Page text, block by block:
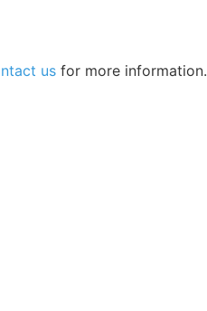
us for more information.